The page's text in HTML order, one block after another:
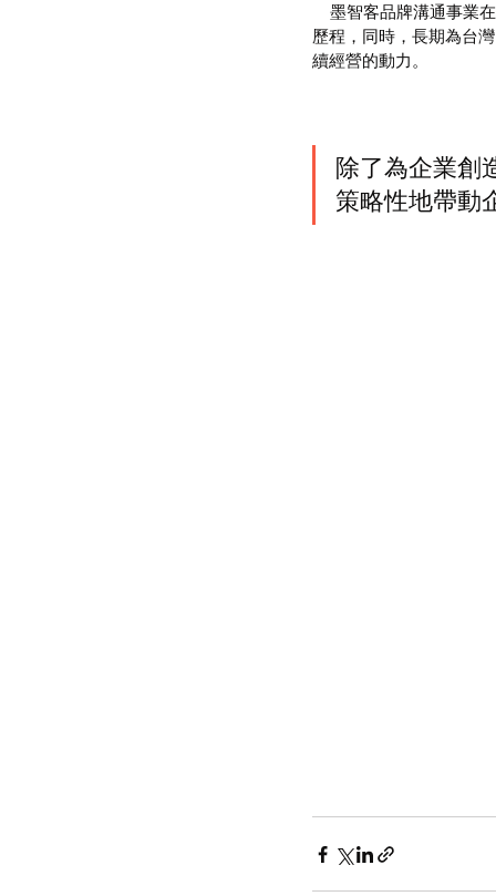
歷程，同時，長期為台
續經營的動力。
除了為企業創
策略性地帶